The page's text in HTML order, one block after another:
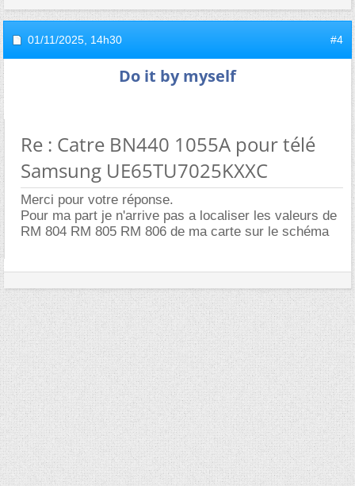
01/11/2025, 14h30 #4
Do it by myself
Re : Catre BN440 1055A pour télé
Samsung UE65TU7025KXXC
Merci pour votre réponse.
Pour ma part je n'arrive pas a localiser les valeurs de
RM 804 RM 805 RM 806 de ma carte sur le schéma